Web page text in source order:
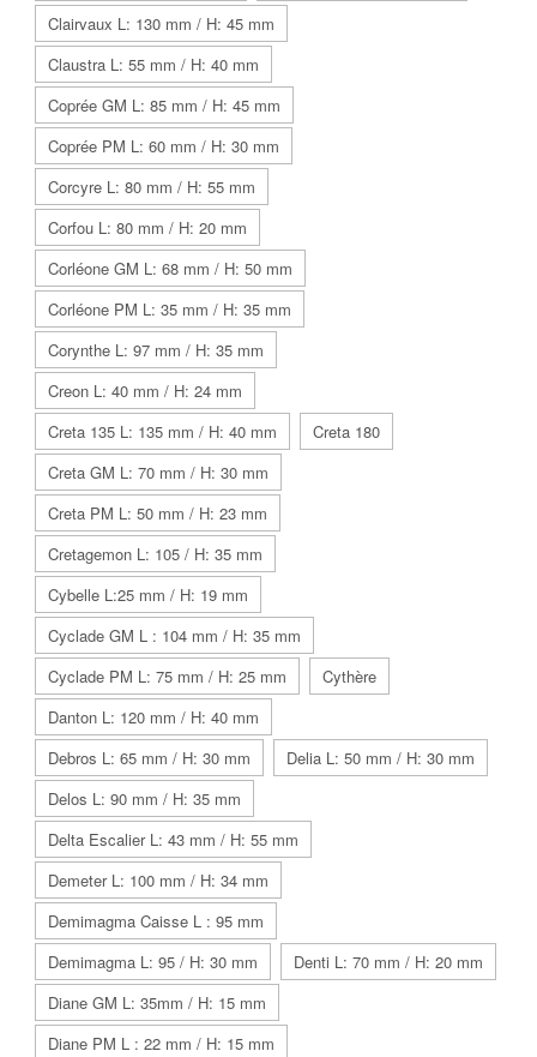
Clairvaux L: 130 mm / H: 45 mm
Claustra L: 55 mm / H: 40 mm
Coprée GM L: 85 mm / H: 45 mm
Coprée PM L: 60 mm / H: 30 mm
Corcyre L: 80 mm / H: 55 mm
Corfou L: 80 mm / H: 20 mm
Corléone GM L: 68 mm / H: 50 mm
Corléone PM L: 35 mm / H: 35 mm
Corynthe L: 97 mm / H: 35 mm
Creon L: 40 mm / H: 24 mm
Creta 135 L: 135 mm / H: 40 mm
Creta 180
Creta GM L: 70 mm / H: 30 mm
Creta PM L: 50 mm / H: 23 mm
Cretagemon L: 105 / H: 35 mm
Cybelle L:25 mm / H: 19 mm
Cyclade GM L : 104 mm / H: 35 mm
Cyclade PM L: 75 mm / H: 25 mm
Cythère
Danton L: 120 mm / H: 40 mm
Debros L: 65 mm / H: 30 mm
Delia L: 50 mm / H: 30 mm
Delos L: 90 mm / H: 35 mm
Delta Escalier L: 43 mm / H: 55 mm
Demeter L: 100 mm / H: 34 mm
Demimagma Caisse L : 95 mm
Demimagma L: 95 / H: 30 mm
Denti L: 70 mm / H: 20 mm
Diane GM L: 35mm / H: 15 mm
Diane PM L : 22 mm / H: 15 mm